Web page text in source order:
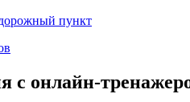
пункт
с онлайн-